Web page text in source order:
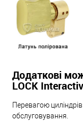
Додаткові
LOCK
Перевагою
обслуговування.